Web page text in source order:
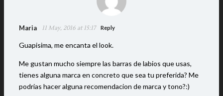
Maria 11 May, 2016 at 15:17 Reply
Guapisima, me encanta el look.
Me gustan mucho siempre las barras de labios que usas,
tienes alguna marca en concreto que sea tu preferida? Me
podrias hacer alguna recomendacion de marca y tono?:)